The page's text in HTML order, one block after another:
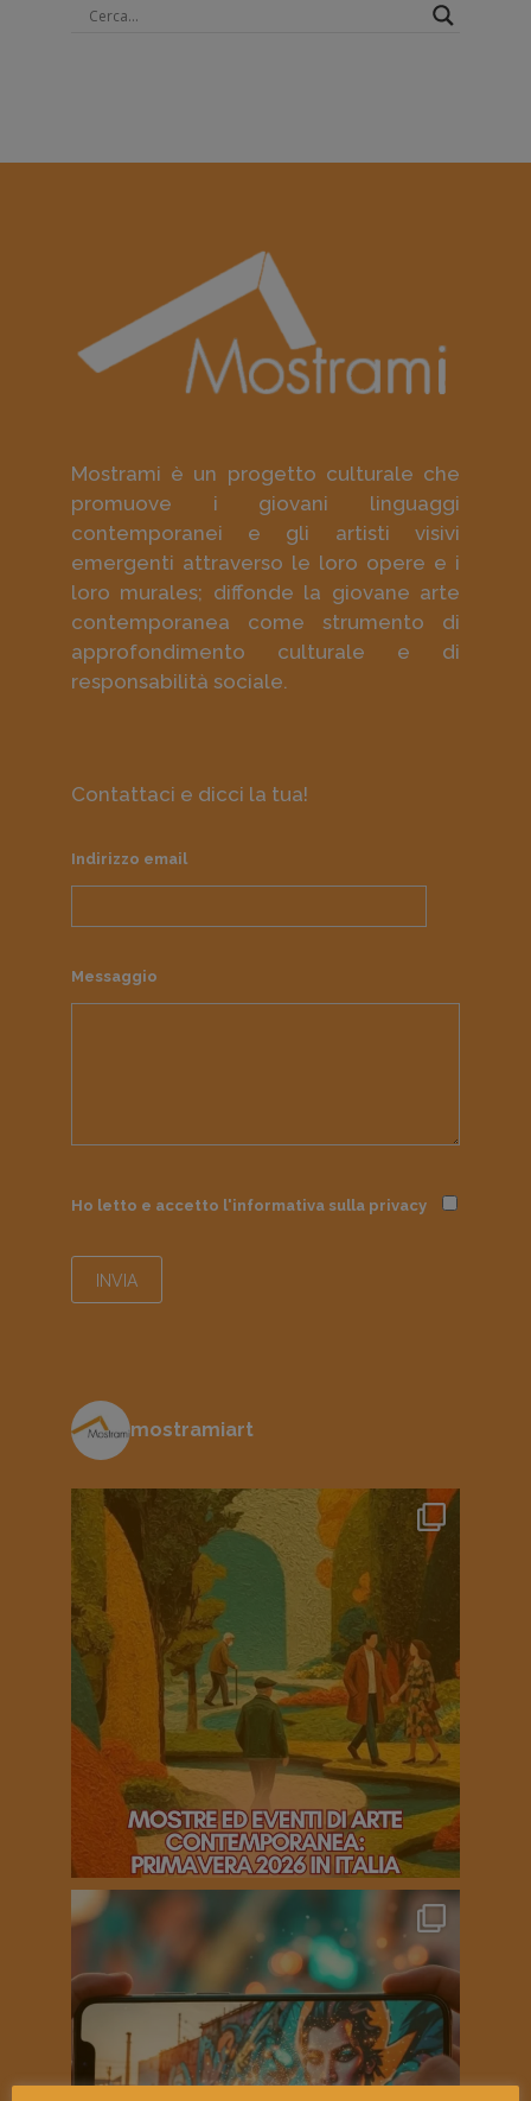
Mostrami è un progetto culturale che
promuove i giovani linguaggi
contemporanei e gli artisti visivi
emergenti attraverso le loro opere e i
loro murales; diffonde la giovane arte
contemporanea come strumento di
approfondimento culturale e di
responsabilità sociale.
Contattaci e dicci la tua!
Indirizzo email
Messaggio
Ho letto e accetto l'informativa sulla privacy
mostramiart